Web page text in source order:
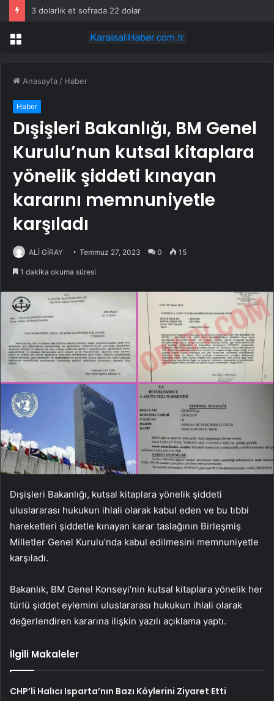
3 dolarlık et sofrada 22 dolar
Menü
Anasayfa / Haber
Haber
Dışişleri Bakanlığı, BM Genel
Kurulu’nun kutsal kitaplara
yönelik şiddeti kınayan
kararını memnuniyetle
karşıladı
ALİ GİRAY Temmuz 27, 2023 0 15
1 dakika okuma süresi
Dışişleri Bakanlığı, kutsal kitaplara yönelik şiddeti
uluslararası hukukun ihlali olarak kabul eden ve bu tıbbi
hareketleri şiddetle kınayan karar taslağının Birleşmiş
Milletler Genel Kurulu’nda kabul edilmesini memnuniyetle
karşıladı.
Bakanlık, BM Genel Konseyi’nin kutsal kitaplara yönelik her
türlü şiddet eylemini uluslararası hukukun ihlali olarak
değerlendiren kararına ilişkin yazılı açıklama yaptı.
İlgili Makaleler
CHP’li Halıcı Isparta’nın Bazı Köylerini Ziyaret Etti